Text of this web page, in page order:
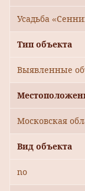
Усадьба
Тип объекта
Выявленные
Московская
Вид объекта
no